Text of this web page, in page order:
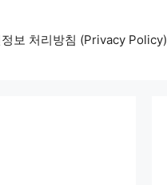
보 처리방침 (Privacy Policy)